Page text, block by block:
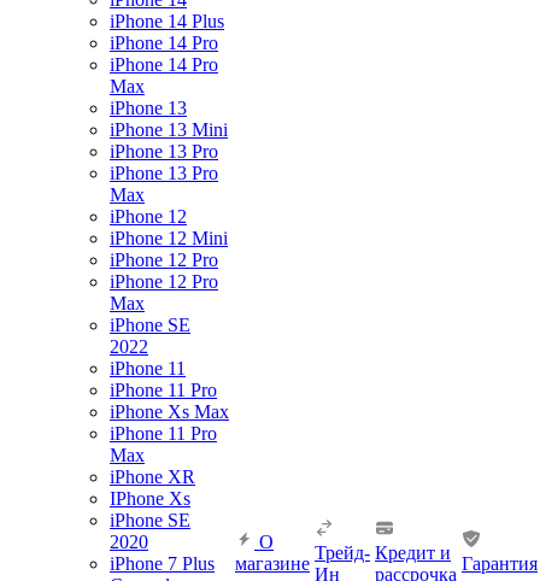
iPhone 14 Plus
iPhone 14 Pro
iPhone 14 Pro
Max
iPhone 13
iPhone 13 Mini
iPhone 13 Pro
iPhone 13 Pro
Max
iPhone 12
iPhone 12 Mini
iPhone 12 Pro
iPhone 12 Pro
Max
iPhone SE
2022
iPhone 11
iPhone 11 Pro
iPhone Xs Max
iPhone 11 Pro
Max
iPhone XR
IPhone Xs
iPhone SE
2020
iPhone 7 Plus
О
магазине
Трейд-
Ин
Кредит и
рассрочка
Гарантия